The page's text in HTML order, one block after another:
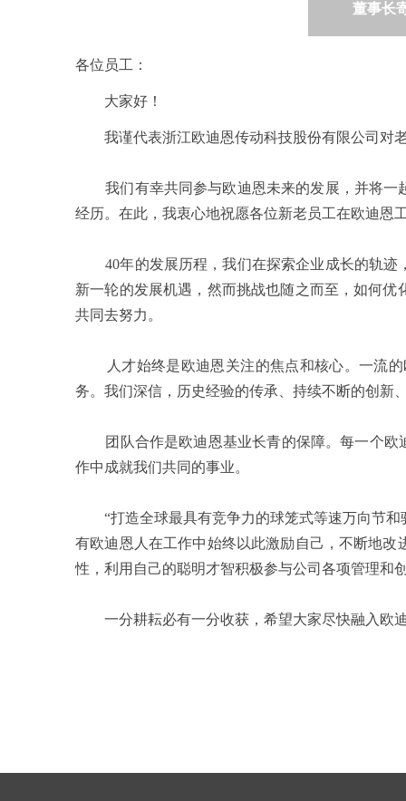
董事长
各位员工：
大家好！
我谨代表浙江欧迪恩传动科技股份有限公司对老
我们有幸共同参与欧迪恩未来的发展，并将一
经历。在此，我衷心地祝愿各位新老员工在欧迪恩
40年的发展历程，我们在探索企业成长的轨迹
新一轮的发展机遇，然而挑战也随之而至，如何
共同去努力。
人才始终是欧迪恩关注的焦点和核心。一流的
务。我们深信，历史经验的传承、持续不断的创新
团队合作是欧迪恩基业长青的保障。每一个欧
作中成就我们共同的事业。
“打造全球最具有竞争力的球笼式等速万向节和
有欧迪恩人在工作中始终以此激励自己，不断地
性，利用自己的聪明才智积极参与公司各项管理和
一分耕耘必有一分收获，希望大家尽快融入欧迪